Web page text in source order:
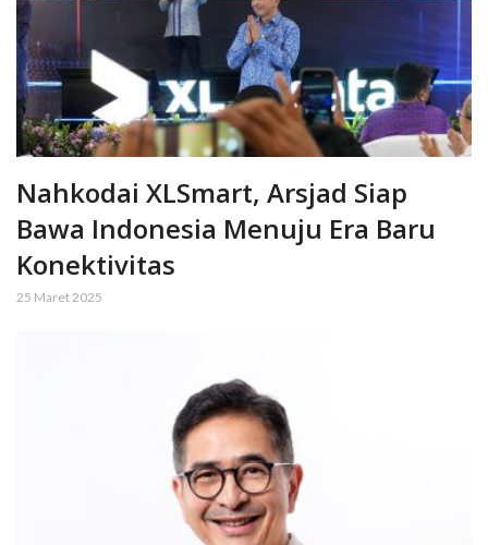
Nahkodai XLSmart, Arsjad Siap
Bawa Indonesia Menuju Era Baru
Konektivitas
25 Maret 2025